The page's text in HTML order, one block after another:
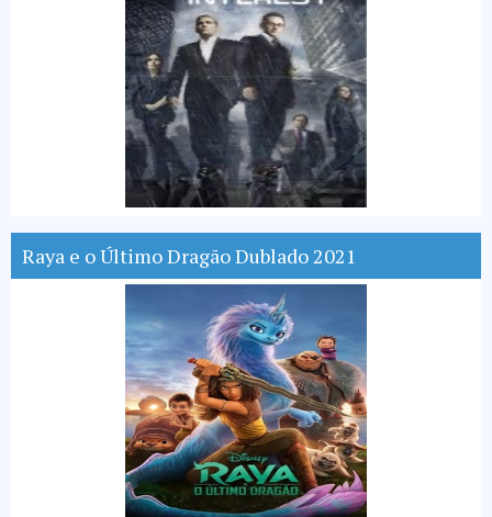
Raya e o Último Dragão Dublado 2021